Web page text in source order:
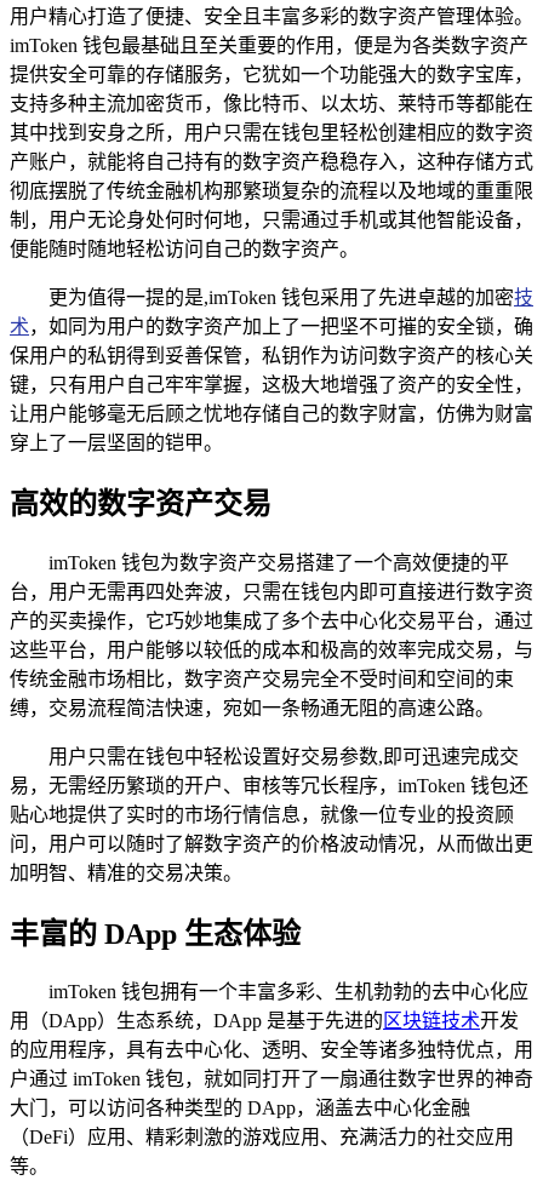
用户精心打造了便捷、安全且丰富多彩的数字资产管理体验。
imToken 钱包最基础且至关重要的作用，便是为各类数字资产
提供安全可靠的存储服务，它犹如一个功能强大的数字宝库，
支持多种主流加密货币，像比特币、以太坊、莱特币等都能在
其中找到安身之所，用户只需在钱包里轻松创建相应的数字资
产账户，就能将自己持有的数字资产稳稳存入，这种存储方式
彻底摆脱了传统金融机构那繁琐复杂的流程以及地域的重重限
制，用户无论身处何时何地，只需通过手机或其他智能设备，
便能随时随地轻松访问自己的数字资产。
更为值得一提的是,imToken 钱包采用了先进卓越的加密技
术，如同为用户的数字资产加上了一把坚不可摧的安全锁，确
保用户的私钥得到妥善保管，私钥作为访问数字资产的核心关
键，只有用户自己牢牢掌握，这极大地增强了资产的安全性，
让用户能够毫无后顾之忧地存储自己的数字财富，仿佛为财富
穿上了一层坚固的铠甲。
高效的数字资产交易
imToken 钱包为数字资产交易搭建了一个高效便捷的平
台，用户无需再四处奔波，只需在钱包内即可直接进行数字资
产的买卖操作，它巧妙地集成了多个去中心化交易平台，通过
这些平台，用户能够以较低的成本和极高的效率完成交易，与
传统金融市场相比，数字资产交易完全不受时间和空间的束
缚，交易流程简洁快速，宛如一条畅通无阻的高速公路。
用户只需在钱包中轻松设置好交易参数,即可迅速完成交
易，无需经历繁琐的开户、审核等冗长程序，imToken 钱包还
贴心地提供了实时的市场行情信息，就像一位专业的投资顾
问，用户可以随时了解数字资产的价格波动情况，从而做出更
加明智、精准的交易决策。
丰富的 DApp 生态体验
imToken 钱包拥有一个丰富多彩、生机勃勃的去中心化应
用（DApp）生态系统，DApp 是基于先进的 区块链技术开发
的应用程序，具有去中心化、透明、安全等诸多独特优点，用
户通过 imToken 钱包，就如同打开了一扇通往数字世界的神奇
大门，可以访问各种类型的 DApp，涵盖去中心化金融
（DeFi）应用、精彩刺激的游戏应用、充满活力的社交应用
等。